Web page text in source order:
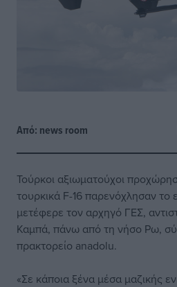
Από: news room
Τούρκοι αξιωματούχοι
τουρκικά F-16 παρενόχλησαν το
μετέφερε τον αρχηγό ΓΕΣ,
Καμπά, πάνω από τη νήσο Ρω,
πρακτορείο anadolu.
«Σε κάποια ξένα μέσα μαζικής